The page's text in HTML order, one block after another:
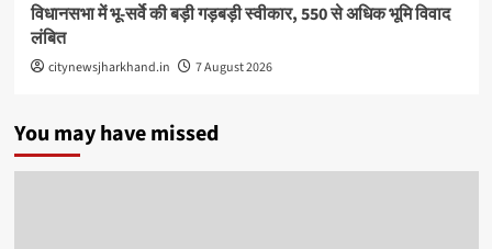
विधानसभा में भू-सर्वे की बड़ी गड़बड़ी स्वीकार, 550 से अधिक भूमि विवाद
लंबित
citynewsjharkhand.in 7 August 2026
You may have missed